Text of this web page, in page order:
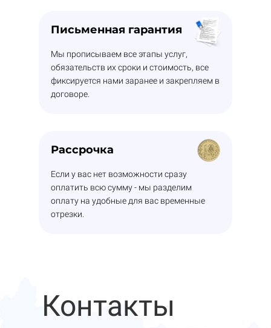
Письменная гарантия
Мы прописываем все этапы услуг,
обязательств их сроки и стоимость, все
фиксируется нами заранее и закрепляем в
договоре.
Рассрочка
Если у вас нет возможности сразу
оплатить всю сумму - мы разделим
оплату на удобные для вас временные
отрезки.
Контакты